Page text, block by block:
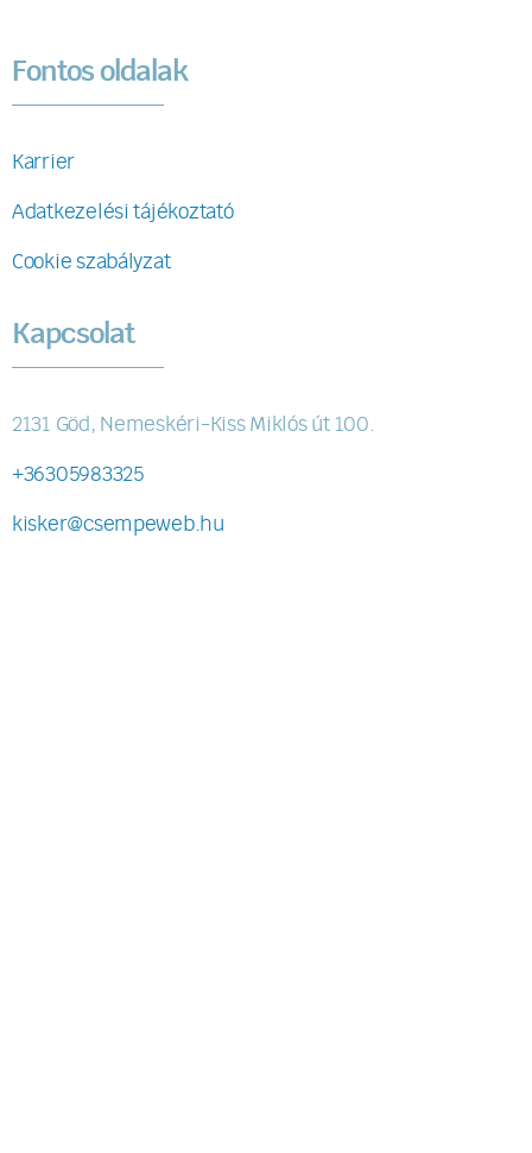
Fontos oldalak
Karrier
Adatkezelési tájékoztató
Cookie szabályzat
Kapcsolat
2131 Göd, Nemeskéri-Kiss Miklós út 100.
+36305983325
kisker@csempeweb.hu